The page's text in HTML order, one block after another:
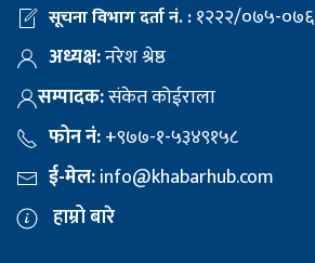
सूचना विभाग दर्ता नं. :१२२२/०७५-०७६
अध्यक्ष:नरेश श्रेष्ठ
सम्पादक:संकेत कोईराला
फोन नं:+९७७-१-५३४९१५८
ई-मेल:info@khabarhub.com
हाम्रो बारे